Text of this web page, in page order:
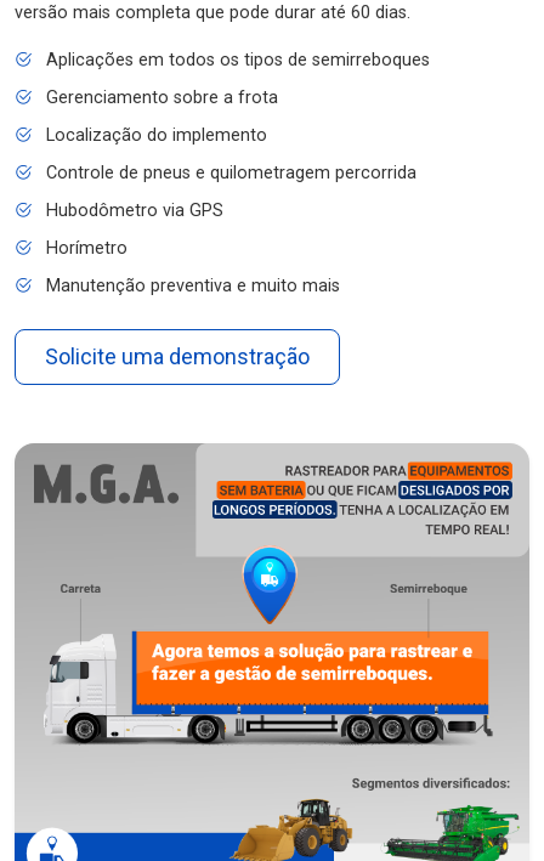
versão mais completa que pode durar até 60 dias.
Aplicações em todos os tipos de semirreboques
Gerenciamento sobre a frota
Localização do implemento
Controle de pneus e quilometragem percorrida
Hubodômetro via GPS
Horímetro
Manutenção preventiva e muito mais
Solicite uma demonstração